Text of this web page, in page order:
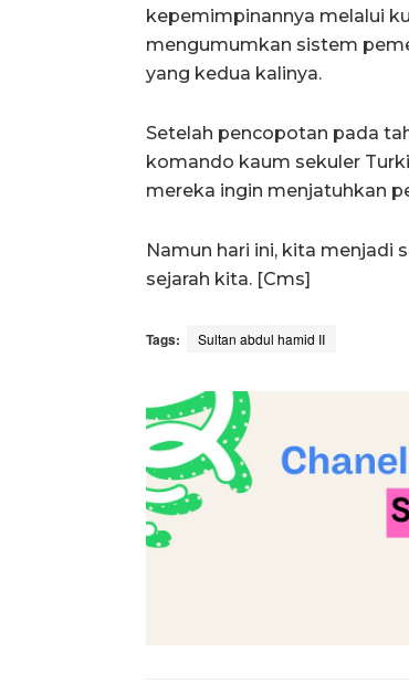
kepemimpinannya melalui
mengumumkan sistem
yang kedua kalinya.
Setelah pencopotan pada
komando kaum sekuler
mereka ingin menjatuhkan
Namun hari ini, kita menjadi
sejarah kita. [Cms]
Tags: Sultan abdul hamid II